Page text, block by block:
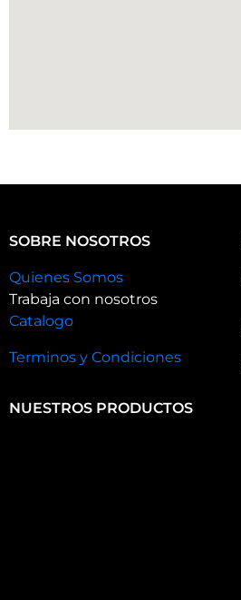
SOBRE NOSOTROS
Quienes Somos
Trabaja con nosotros
Catalogo
Terminos y Condiciones
NUESTROS PRODUCTOS